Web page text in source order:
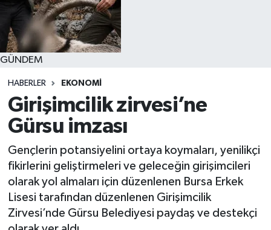
GÜNDEM
HABERLER EKONOMİ
Girişimcilik zirvesi’ne
Gürsu imzası
Gençlerin potansiyelini ortaya koymaları, yenilikçi
fikirlerini geliştirmeleri ve geleceğin girişimcileri
olarak yol almaları için düzenlenen Bursa Erkek
Lisesi tarafından düzenlenen Girişimcilik
Zirvesi’nde Gürsu Belediyesi paydaş ve destekçi